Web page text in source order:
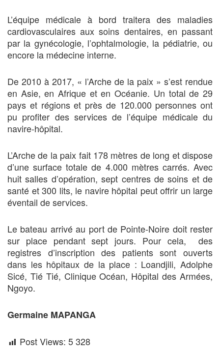
L’équipe médicale à bord traitera des maladies
cardiovasculaires aux soins dentaires, en passant
par la gynécologie, l’ophtalmologie, la pédiatrie, ou
encore la médecine interne.
De 2010 à 2017, « l’Arche de la paix » s’est rendue
en Asie, en Afrique et en Océanie. Un total de 29
pays et régions et près de 120.000 personnes ont
pu profiter des services de l’équipe médicale du
navire-hôpital.
L’Arche de la paix fait 178 mètres de long et dispose
d’une surface totale de 4.000 mètres carrés. Avec
huit salles d’opération, sept centres de soins et de
santé et 300 lits, le navire hôpital peut offrir un large
éventail de services.
Le bateau arrivé au port de Pointe-Noire doit rester
sur place pendant sept jours. Pour cela, des
registres d’inscription des patients sont ouverts
dans les hôpitaux de la place : Loandjili, Adolphe
Sicé, Tié Tié, Clinique Océan, Hôpital des Armées,
Ngoyo.
Germaine MAPANGA
Post Views: 5 328